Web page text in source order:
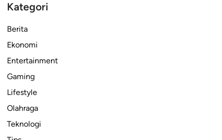
Kategori
Berita
Ekonomi
Entertainment
Gaming
Lifestyle
Olahraga
Teknologi